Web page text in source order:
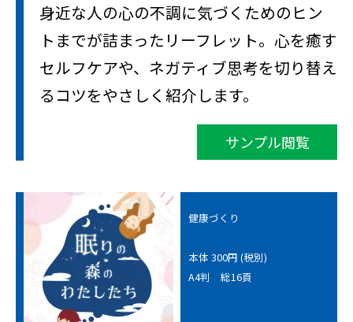
身近な人の心の不調に気づくためのヒン
トまでが詰まったリーフレット。心を癒す
セルフケアや、ネガティブ思考を切り替え
るコツをやさしく紹介します。
サンプル閲覧
健康づくり
本体 300円 (税別)
A4判 総16頁